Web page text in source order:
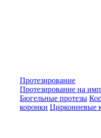
Протезирование
Протезирование на
Бюгельные протезы
коронки Циркониевые